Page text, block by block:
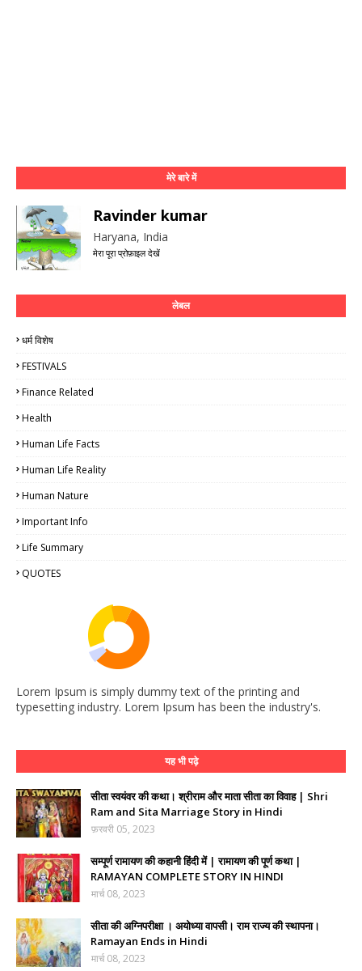
मेरे बारे में
Ravinder kumar
Haryana, India
मेरा पूरा प्रोफ़ाइल देखें
लेबल
धर्म विशेष
FESTIVALS
Finance Related
Health
Human Life Facts
Human Life Reality
Human Nature
Important Info
Life Summary
QUOTES
Lorem Ipsum is simply dummy text of the printing and
typesetting industry. Lorem Ipsum has been the industry's.
यह भी पढ़े
सीता स्वयंवर की कथा। श्रीराम और माता सीता का विवाह | Shri
Ram and Sita Marriage Story in Hindi
फ़रवरी 05, 2023
सम्पूर्ण रामायण की कहानी हिंदी में | रामायण की पूर्ण कथा |
RAMAYAN COMPLETE STORY IN HINDI
मार्च 08, 2023
सीता की अग्निपरीक्षा । अयोध्या वापसी। राम राज्य की स्थापना।
Ramayan Ends in Hindi
मार्च 08, 2023